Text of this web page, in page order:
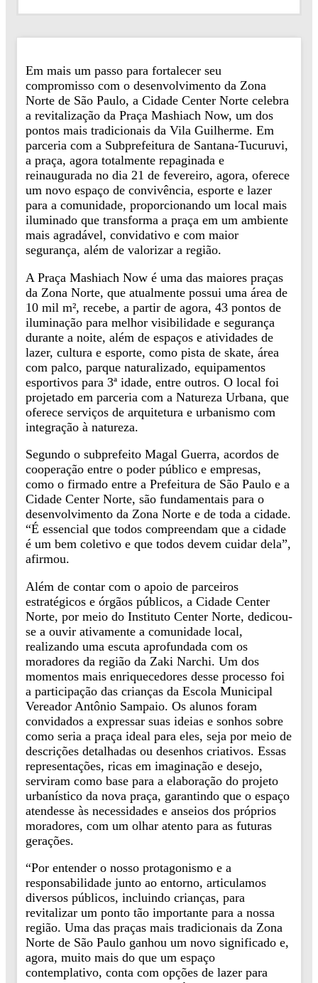
Em mais um passo para fortalecer seu
compromisso com o desenvolvimento da Zona
Norte de São Paulo, a Cidade Center Norte celebra
a revitalização da Praça Mashiach Now, um dos
pontos mais tradicionais da Vila Guilherme. Em
parceria com a Subprefeitura de Santana-Tucuruvi,
a praça, agora totalmente repaginada e
reinaugurada no dia 21 de fevereiro, agora, oferece
um novo espaço de convivência, esporte e lazer
para a comunidade, proporcionando um local mais
iluminado que transforma a praça em um ambiente
mais agradável, convidativo e com maior
segurança, além de valorizar a região.
A Praça Mashiach Now é uma das maiores praças
da Zona Norte, que atualmente possui uma área de
10 mil m², recebe, a partir de agora, 43 pontos de
iluminação para melhor visibilidade e segurança
durante a noite, além de espaços e atividades de
lazer, cultura e esporte, como pista de skate, área
com palco, parque naturalizado, equipamentos
esportivos para 3ª idade, entre outros. O local foi
projetado em parceria com a Natureza Urbana, que
oferece serviços de arquitetura e urbanismo com
integração à natureza.
Segundo o subprefeito Magal Guerra, acordos de
cooperação entre o poder público e empresas,
como o firmado entre a Prefeitura de São Paulo e a
Cidade Center Norte, são fundamentais para o
desenvolvimento da Zona Norte e de toda a cidade.
“É essencial que todos compreendam que a cidade
é um bem coletivo e que todos devem cuidar dela”,
afirmou.
Além de contar com o apoio de parceiros
estratégicos e órgãos públicos, a Cidade Center
Norte, por meio do Instituto Center Norte, dedicou-
se a ouvir ativamente a comunidade local,
realizando uma escuta aprofundada com os
moradores da região da Zaki Narchi. Um dos
momentos mais enriquecedores desse processo foi
a participação das crianças da Escola Municipal
Vereador Antônio Sampaio. Os alunos foram
convidados a expressar suas ideias e sonhos sobre
como seria a praça ideal para eles, seja por meio de
descrições detalhadas ou desenhos criativos. Essas
representações, ricas em imaginação e desejo,
serviram como base para a elaboração do projeto
urbanístico da nova praça, garantindo que o espaço
atendesse às necessidades e anseios dos próprios
moradores, com um olhar atento para as futuras
gerações.
“Por entender o nosso protagonismo e a
responsabilidade junto ao entorno, articulamos
diversos públicos, incluindo crianças, para
revitalizar um ponto tão importante para a nossa
região. Uma das praças mais tradicionais da Zona
Norte de São Paulo ganhou um novo significado e,
agora, muito mais do que um espaço
contemplativo, conta com opções de lazer para